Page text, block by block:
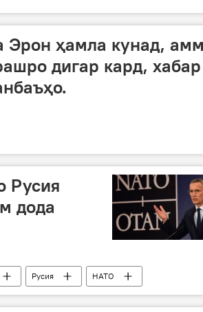
Эрон ҳамла кунад,
дигар кард, хабар
Русия
дода
Русия
НАТО
Йенс Столтенберг